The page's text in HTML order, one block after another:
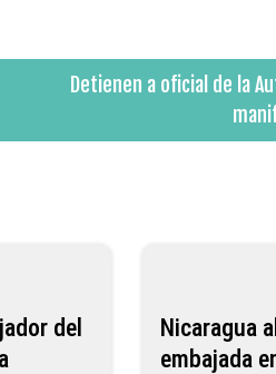
Detienen a oficial de la
del
Nicaragua
embajada